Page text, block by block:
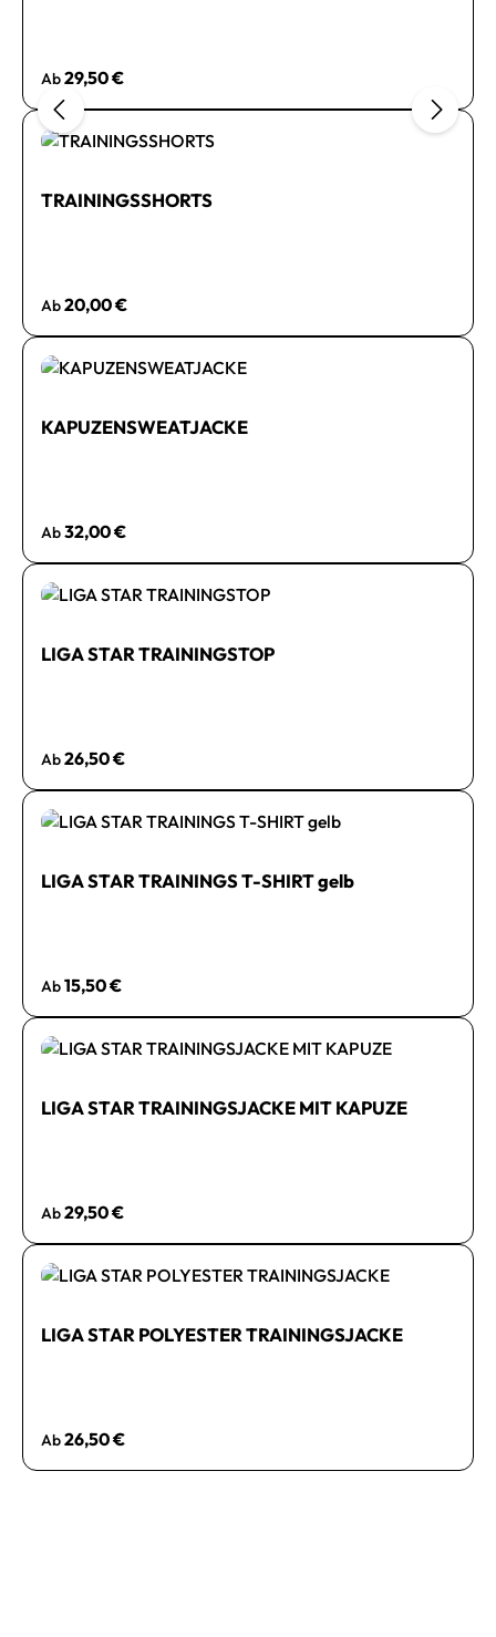
Regulärer Preis:
Ab29,50 €
TRAININGSSHORTS
Regulärer Preis:
Ab20,00 €
KAPUZENSWEATJACKE
Regulärer Preis:
Ab32,00 €
LIGA STAR TRAININGSTOP
Regulärer Preis:
Ab26,50 €
LIGA STAR TRAININGS T-SHIRT gelb
Regulärer Preis:
Ab15,50 €
LIGA STAR TRAININGSJACKE MIT KAPUZE
Regulärer Preis:
Ab29,50 €
LIGA STAR POLYESTER TRAININGSJACKE
Regulärer Preis:
Ab26,50 €